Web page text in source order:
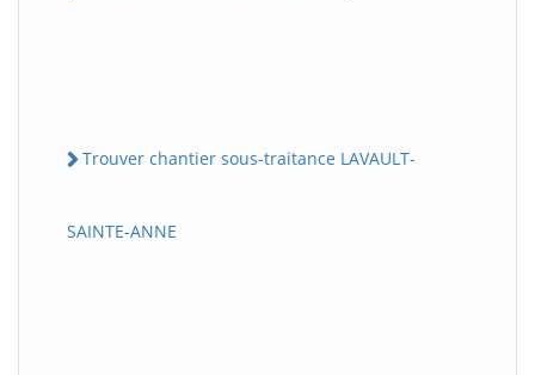
Trouver chantier sous-traitance LAVAULT-
SAINTE-ANNE